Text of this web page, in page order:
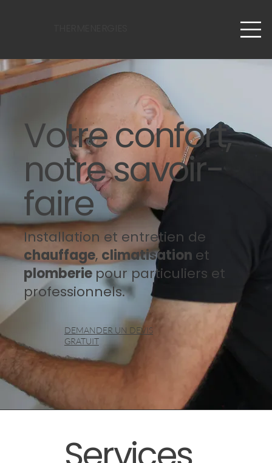
Votre confort,
notre savoir-
faire
Installation et entretien de
chauffage, climatisation et
plomberie pour particuliers et
professionnels.
DEMANDER UN DEVIS
GRATUIT